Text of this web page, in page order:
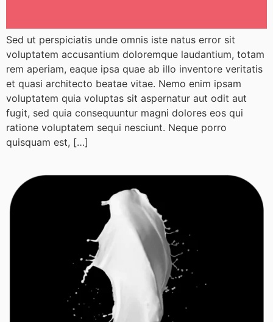
Sed ut perspiciatis unde omnis iste natus error sit
voluptatem accusantium doloremque laudantium, totam
rem aperiam, eaque ipsa quae ab illo inventore veritatis
et quasi architecto beatae vitae. Nemo enim ipsam
voluptatem quia voluptas sit aspernatur aut odit aut
fugit, sed quia consequuntur magni dolores eos qui
ratione voluptatem sequi nesciunt. Neque porro
quisquam est, […]